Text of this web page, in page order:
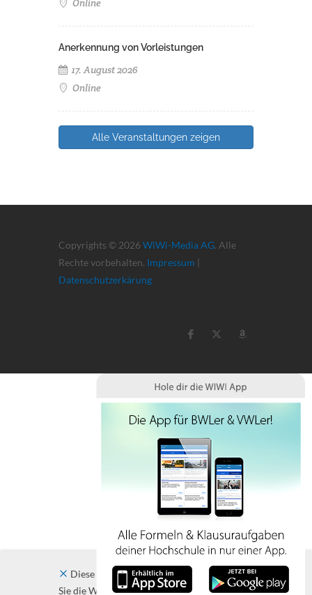
Online
Anerkennung von Vorleistungen
17. August 2026
Online
Alle Veranstaltungen zeigen
Copyrights © 2026 WiWi-Media AG. Alle
Rechte vorbehalten. Impressum |
Datenschutzerkärung
Diese Website verwendet Cookies. Indem
Sie die Website und ihre Angebote nutzen